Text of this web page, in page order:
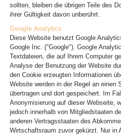
sollten, bleiben die übrigen Teile des
ihrer Gültigkeit davon unberührt.
Google Analytics
Diese Website benutzt Google
Google Inc. ("Google"). Google
Textdateien, die auf Ihrem Computer
Analyse der Benutzung der Website
den Cookie erzeugten Informationen
Website werden in der Regel an einen
übertragen und dort gespeichert. Im
Anonymisierung auf dieser Webseite,
jedoch innerhalb von Mitgliedstaaten
anderen Vertragsstaaten des
Wirtschaftsraum zuvor gekürzt. Nur in